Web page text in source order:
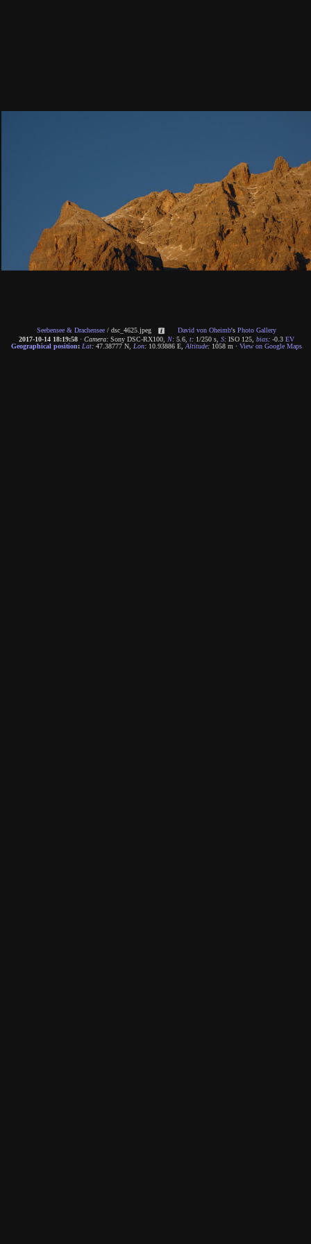
Seebensee & Drachensee/ dsc_4625.jpeg David von Oheimb's Photo Gallery
2017-10-14 18:19:58· Camera:Sony DSC-RX100, N:5.6, t:1/250 s, S:ISO 125, bias:-0.3 EV
Geographical position: Lat: 47.38777 N, Lon: 10.93886 E, Altitude: 1058 m · View on Google Maps